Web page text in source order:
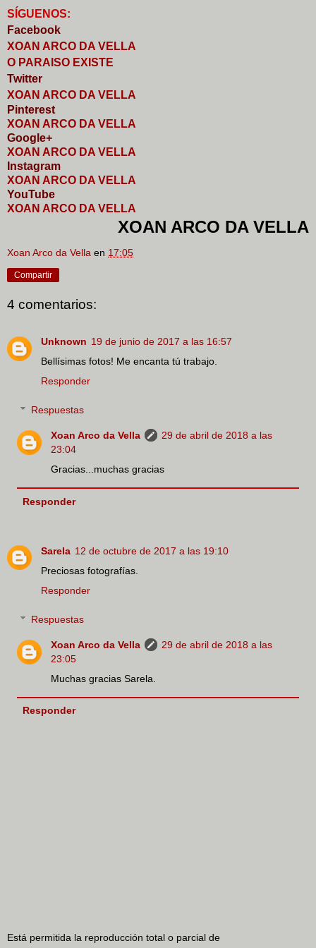
S GUENOS:
Facebook
XOAN ARCO DA VELLA
O PARAISO EXISTE
Twitter
XOAN ARCO DA VELLA
Pinterest
XOAN ARCO DA VELLA
Google+
XOAN ARCO DA VELLA
nstagram
XOAN ARCO DA VELLA
YouTube
XOAN ARCO DA VELLA
XOAN ARCO DA VELLA
Xoan Arco da Vella en 17:05
Compartir
4 comentarios:
Unknown 19 de junio de 2017 a las 16:57
Bellísimas fotos! Me encanta tú trabajo.
Responder
Respuestas
Xoan Arco da Vella
29 de abril de 2018 a las
23:04
Gracias...muchas gracias
Responder
Sarela 12 de octubre de 2017 a las 19:10
Preciosas fotografías.
Responder
Respuestas
Xoan Arco da Vella
29 de abril de 2018 a las
23:05
Muchas gracias Sarela.
Responder
Está permitida la reproducción total o parcial de